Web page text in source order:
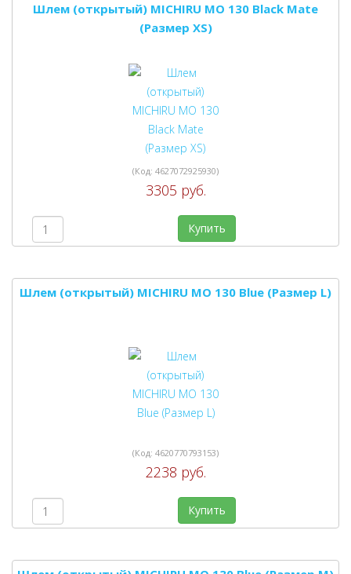
Шлем (открытый) MICHIRU MO 130 Black Mate
(Размер XS)
(Код: 4627072925930)
3305 руб.
Купить
Шлем (открытый) MICHIRU MO 130 Blue (Размер L)
(Код: 4620770793153)
2238 руб.
Купить